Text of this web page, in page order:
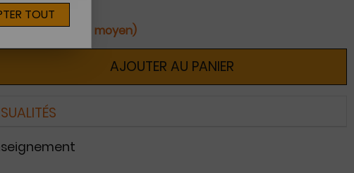
semaines (délai moyen)
AJOUTER AU PANIER
TOUT